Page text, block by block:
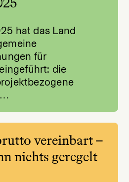
hat das Land
für
die
vereinbart –
nichts geregelt